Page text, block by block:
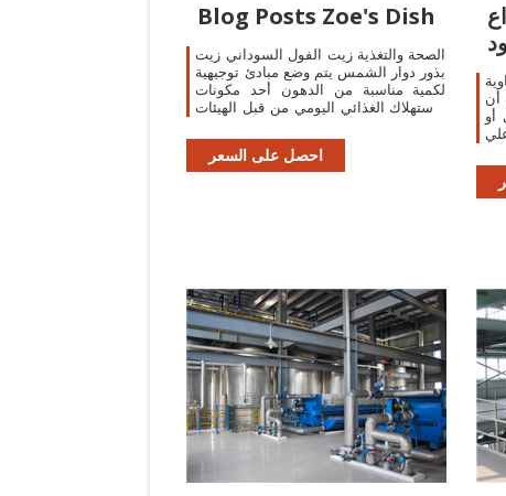
Blog Posts Zoe's Dish
الصحة والتغذية زيت الفول السوداني زيت
بذور دوار الشمس يتم وضع مبادئ توجيهية
لكمية مناسبة من الدهون أحد مكونات
الاستهلاك الغذائي اليومي من قبل الهيئات
التوصية هي أن 10٪ أو أقل من السعرات
احصل على السعر
ابداع
أن
أو